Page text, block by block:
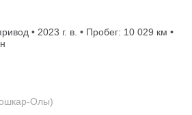
• 2023 г. в. • Пробег: 10 029 км •
Олы)